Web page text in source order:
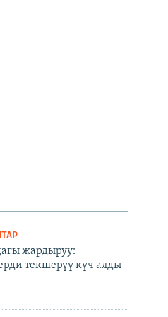
жардыруу:
текшерүү күч алды